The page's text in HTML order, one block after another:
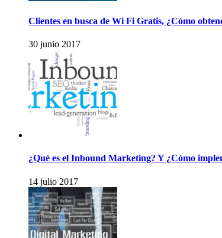
Clientes en busca de Wi Fi Gratis, ¿Cómo
30 junio 2017
¿Qué es el Inbound Marketing? Y ¿Cómo
14 julio 2017